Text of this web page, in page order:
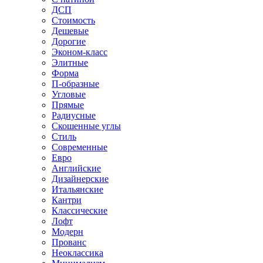
ДСП
Стоимость
Дешевые
Дорогие
Эконом-класс
Элитные
Форма
П-образные
Угловые
Прямые
Радиусные
Скошенные углы
Стиль
Современные
Евро
Английские
Дизайнерские
Итальянские
Кантри
Классические
Лофт
Модерн
Прованс
Неоклассика